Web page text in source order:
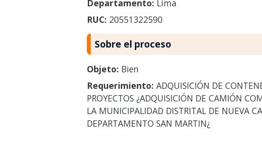
Departamento: Lima
RUC: 20551322590
Sobre el proceso
Objeto: Bien
Requerimiento: ADQUISICIÓN DE
PROYECTOS ¿ADQUISICIÓN DE CAMIÓN
LA MUNICIPALIDAD DISTRITAL DE NUEVA
DEPARTAMENTO SAN MARTIN¿